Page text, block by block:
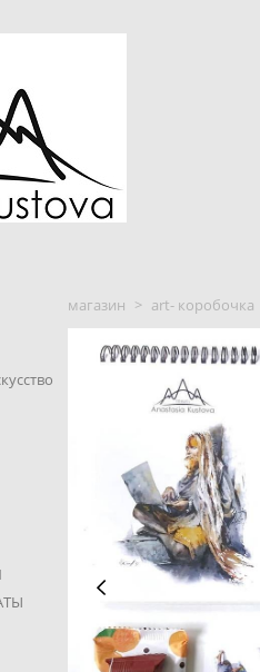
магазин > art- коробочка